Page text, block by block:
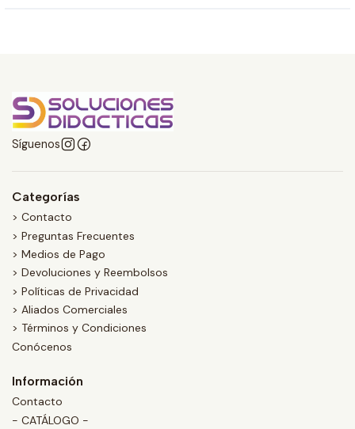
Síguenos
Categorías
> Contacto
> Preguntas Frecuentes
> Medios de Pago
> Devoluciones y Reembolsos
> Políticas de Privacidad
> Aliados Comerciales
> Términos y Condiciones
Conócenos
Información
Contacto
- CATÁLOGO -